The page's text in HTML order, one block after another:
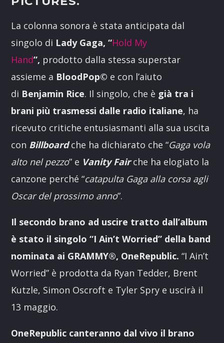
La colonna sonora è stata anticipata dal
singolo di Lady Gaga, “Hold My
Hand”, prodotto dalla stessa superstar
assieme a BloodPop© e con l’aiuto
di Benjamin Rice. Il singolo, che è già tra i
brani più trasmessi dalle radio italiane, ha
ricevuto critiche entusiasmanti alla sua uscita
con Billboardche ha dichiarato che “Gaga vola
alto nel pezzo” e Vanity Fairche ha elogiato la
canzone perché “catapulta Gaga alla corsa agli
Oscar del prossimo anno”.
Il secondo brano ad uscire tratto dall’album
è stato il singolo “I Ain’t Worried” della band
nominata ai GRAMMY®, OneRepublic. “I Ain’t
Worried” è prodotta da Ryan Tedder, Brent
Kutzle, Simon Oscroft e Tyler Spry e uscirà il
13 maggio.
OneRepublic canteranno dal vivo il brano